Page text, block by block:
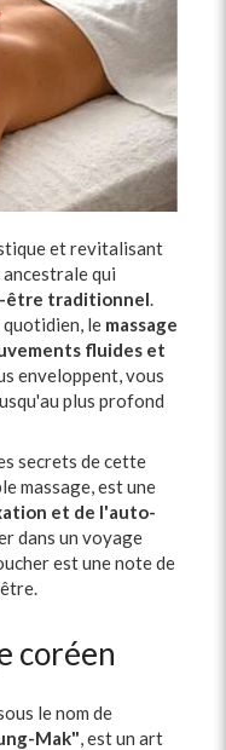
et revitalisant
ancestrale qui
être traditionnel
le massage
fluides et
enveloppent, vous
plus profond
secrets de cette
massage, est une
et de l'auto-
dans un voyage
est une note de
coréen
le nom de
Mak" , est un art